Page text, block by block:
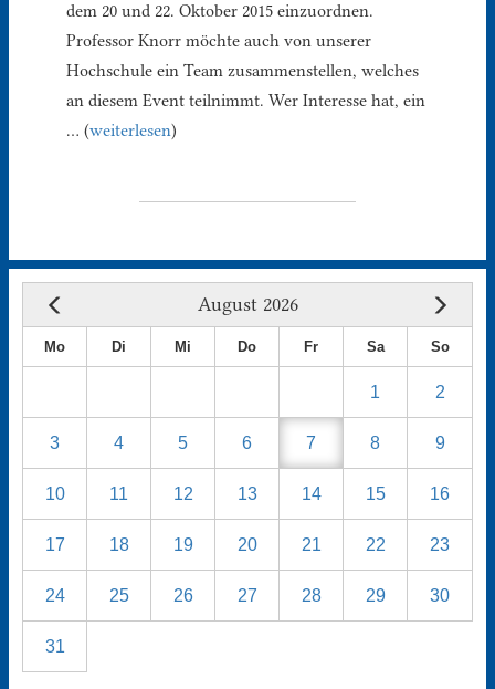
Protokolle
Ausleihe
dem 20 und 22. Oktober 2015 einzuordnen.
Professor Knorr möchte auch von unserer
Hochschule ein Team zusammenstellen, welches
an diesem Event teilnimmt. Wer Interesse hat, ein
… (weiterlesen)
August 2026
Mo Di Mi Do Fr Sa So
1 2
3 4 5 6 7 8 9
10 11 12 13 14 15 16
17 18 19 20 21 22 23
24 25 26 27 28 29 30
31